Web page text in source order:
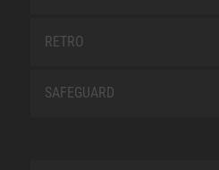
RETRO
SAFEGUARD